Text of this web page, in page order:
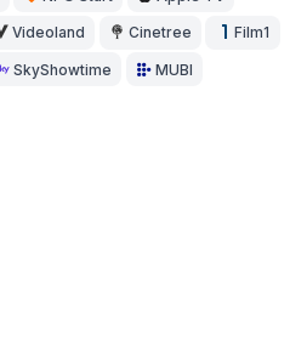
Videoland Cinetree Film1
SkyShowtime MUBI